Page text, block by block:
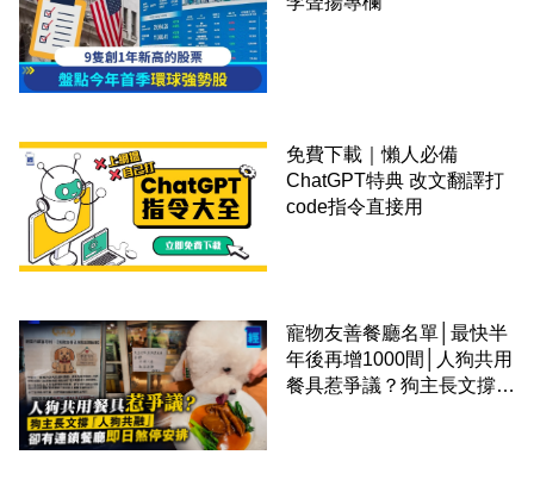
免費下載｜懶人必備
ChatGPT特典 改文翻譯打
code指令直接用
寵物友善餐廳名單│最快半
年後再增1000間│人狗共用
餐具惹爭議？狗主長文撐